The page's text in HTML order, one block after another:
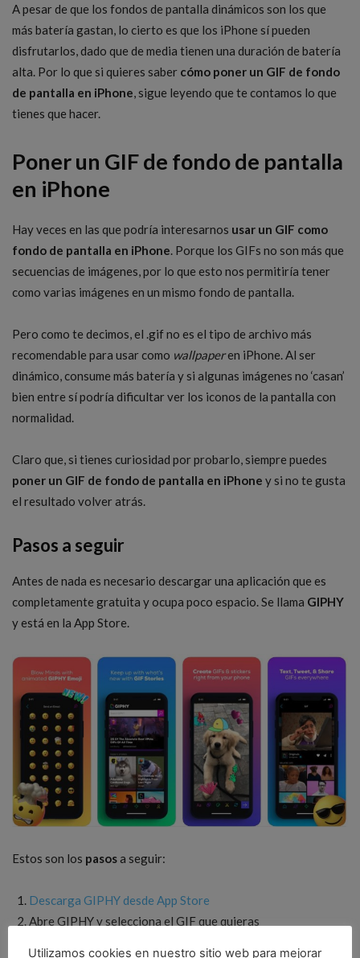
A pesar de que los fondos de pantalla dinámicos son los que
más batería gastan, lo cierto es que los iPhone sí pueden
disfrutarlos, dado que de media tienen una duración de batería
alta. Por lo que si quieres saber cómo poner un GIF de fondo
de pantalla en iPhone , sigue leyendo que te contamos lo que
tienes que hacer.
Poner un GIF de fondo de pantalla
en iPhone
Hay veces en las que podría interesarnos usar un GIF como
fondo de pantalla en iPhone . Porque los GIFs no son más que
secuencias de imágenes, por lo que esto nos permitiría tener
como varias imágenes en un mismo fondo de pantalla.
Pero como te decimos, el .gif no es el tipo de archivo más
recomendable para usar como wallpaperen iPhone. Al ser
dinámico, consume más batería y si algunas imágenes no ‘casan’
bien entre sí podría dificultar ver los iconos de la pantalla con
normalidad.
Claro que, si tienes curiosidad por probarlo, siempre puedes
poner un GIF de fondo de pantalla en iPhone y si no te gusta
el resultado volver atrás.
Pasos a seguir
Antes de nada es necesario descargar una aplicación que es
completamente gratuita y ocupa poco espacio. Se llama GIPHY
y está en la App Store.
Estos son los pasosa seguir:
Descarga GIPHY desde App Store
Abre GIPHY y selecciona el GIF que quieras
Utilizamos cookies en nuestro sitio web para mejorar